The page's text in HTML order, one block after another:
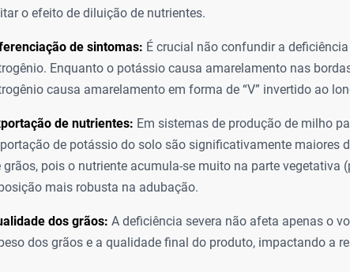
o efeito de diluição de nutrientes.
de sintomas: É crucial não confundir a
Enquanto o potássio causa amarelamento nas
causa amarelamento em forma de “V” invertido ao
de nutrientes: Em sistemas de produção de milho
de potássio do solo são significativamente maiores
grãos, pois o nutriente acumula-se muito na parte vegetativa
mais robusta na adubação.
dos grãos: A deficiência severa não afeta apenas o
dos grãos e a qualidade final do produto, impactando a